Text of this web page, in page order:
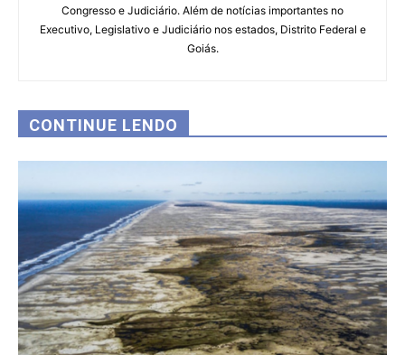
Congresso e Judiciário. Além de notícias importantes no
Executivo, Legislativo e Judiciário nos estados, Distrito Federal e
Goiás.
CONTINUE LENDO